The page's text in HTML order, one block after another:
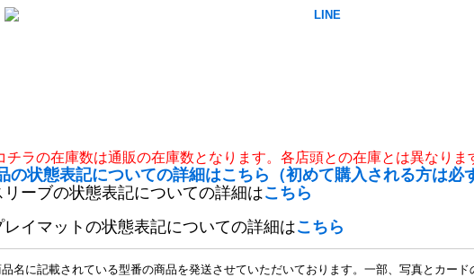
ラの在庫数は通販の在庫数となります。各店頭との在庫とは異なりま
の状態表記についての詳細はこちら（初めて購入される方は必
リーブの状態表記についての詳細はこちら
レイマットの状態表記についての詳細はこちら
名に記載されている型番の商品を発送させていただいております。一部、写真とカー